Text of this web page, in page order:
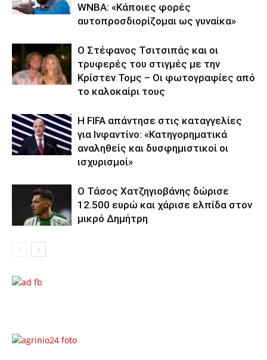
WNBA: «Κάποιες φορές
αυτοπροσδιορίζομαι ως γυναίκα»
Ο Στέφανος Τσιτσιπάς και οι
τρυφερές του στιγμές με την
Κρίστεν Τομς – Οι φωτογραφίες από
το καλοκαίρι τους
Η FIFA απάντησε στις καταγγελίες
για Ινφαντίνο: «Κατηγορηματικά
αναληθείς και δυσφημιστικοί οι
ισχυρισμοί»
Ο Τάσος Χατζηγιοβάνης δώρισε
12.500 ευρώ και χάρισε ελπίδα στον
μικρό Δημήτρη